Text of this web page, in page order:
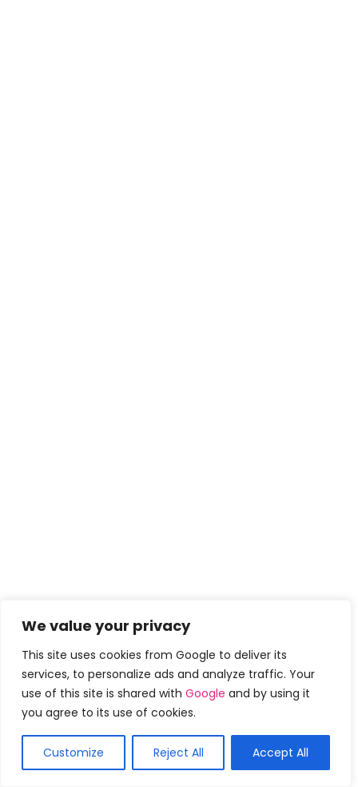
We value your privacy
This site uses cookies from Google to deliver its
services, to personalize ads and analyze traffic. Your
use of this site is shared with Google and by using it
you agree to its use of cookies.
Customize Reject All Accept All